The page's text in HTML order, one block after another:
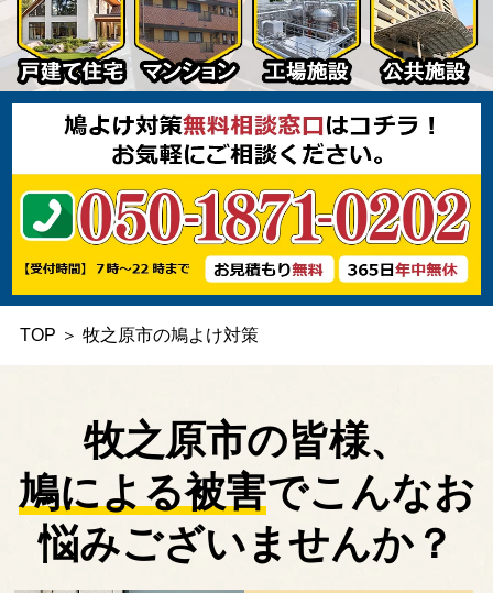
TOP ＞ 牧之原市の鳩よけ対策
牧之原市の皆様、
鳩による被害でこんなお
悩みございませんか？